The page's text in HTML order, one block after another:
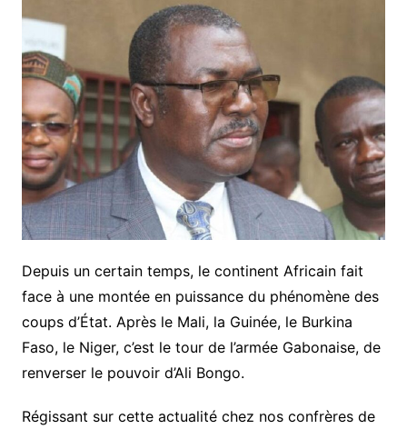
Depuis un certain temps, le continent Africain fait
face à une montée en puissance du phénomène des
coups d’État. Après le Mali, la Guinée, le Burkina
Faso, le Niger, c’est le tour de l’armée Gabonaise, de
renverser le pouvoir d’Ali Bongo.
Régissant sur cette actualité chez nos confrères de